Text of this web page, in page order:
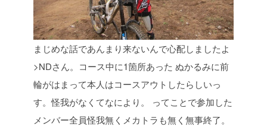
まじめな話であんまり来ないんで心配しましたよ
>NDさん。コース中に1箇所あった ぬかるみに前
輪がはまって本人はコースアウトしたらしいっ
す。怪我がなくてなにより。
ってことで参加した
メンバー全員怪我無くメカトラも無く無事終了。